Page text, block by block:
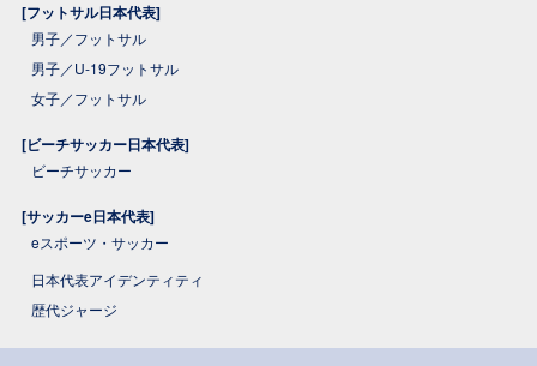
[フットサル日本代表]
男子／フットサル
男子／U-19フットサル
女子／フットサル
[ビーチサッカー日本代表]
ビーチサッカー
[サッカーe日本代表]
eスポーツ・サッカー
日本代表アイデンティティ
歴代ジャージ